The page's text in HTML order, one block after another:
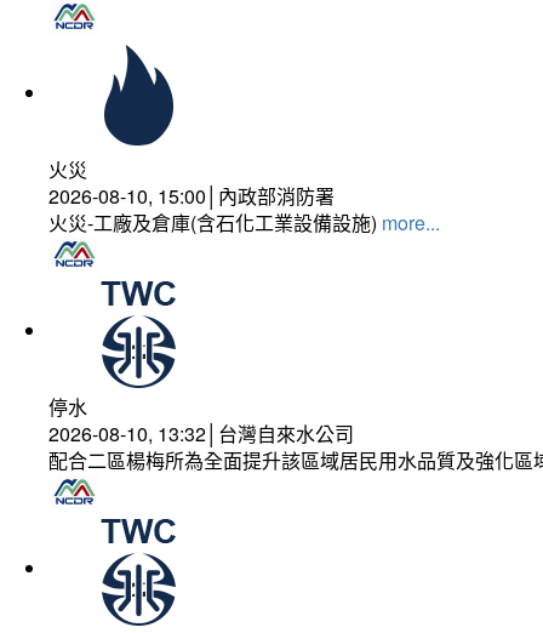
火災
2026-08-10, 15:00│內政部消防署
火災-工廠及倉庫(含石化工業設備設施) more...
停水
2026-08-10, 13:32│台灣自來水公司
配合二區楊梅所為全面提升該區域居民用水品質及強化